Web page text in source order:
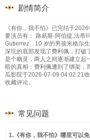
剧情简介
《有你，我不怕》已完结于
要演员有： 路易斯·阿伯提,法蒂
Gutierrez. . 10 岁的男孩米格尔
深坑的底部发现了费利佩，打破
是个幽灵，两人之间逐渐建立起
暗的真相：费利佩遭到了绑架，
瓜影院于2026-07-09 04:02:21
收藏评论。
常见问题
1.《有你，我不怕》哪里可以